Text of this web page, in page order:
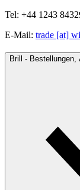
Tel: +44 1243
E-Mail: trade [at]
Brill -